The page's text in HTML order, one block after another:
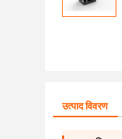
उत्पाद विवरण